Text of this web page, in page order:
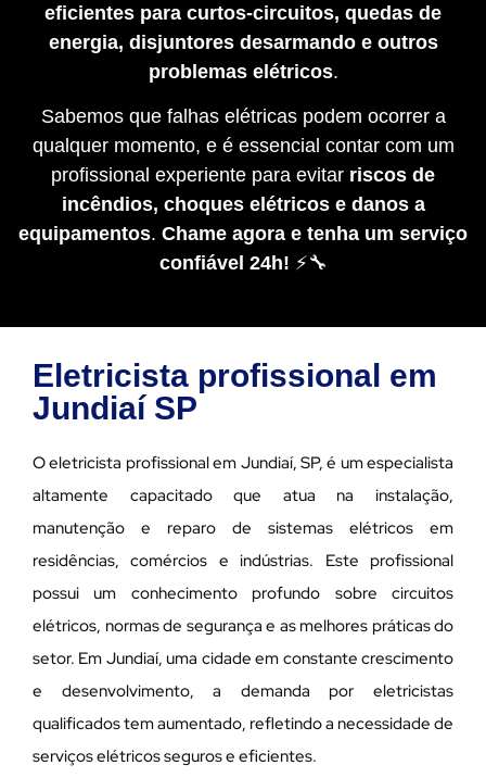
eficientes para curtos-circuitos, quedas de
energia, disjuntores desarmando e outros
problemas elétricos.
Sabemos que falhas elétricas podem ocorrer a
qualquer momento, e é essencial contar com um
profissional experiente para evitar riscos de
incêndios, choques elétricos e danos a
equipamentos. Chame agora e tenha um serviço
confiável 24h! ⚡🔧
Eletricista profissional em
Jundiaí SP
O eletricista profissional em Jundiaí, SP, é um especialista
altamente capacitado que atua na instalação,
manutenção e reparo de sistemas elétricos em
residências, comércios e indústrias. Este profissional
possui um conhecimento profundo sobre circuitos
elétricos, normas de segurança e as melhores práticas do
setor. Em Jundiaí, uma cidade em constante crescimento
e desenvolvimento, a demanda por eletricistas
qualificados tem aumentado, refletindo a necessidade de
serviços elétricos seguros e eficientes.